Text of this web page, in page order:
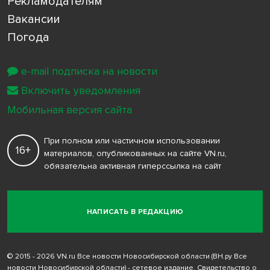
Вакансии
Погода
НАПИСАТЬ В РЕДАКЦИЮ
16+
При полном или частичном использовании
материалов, опубликованных на сайте VN.ru,
обязательна активная гиперссылка на сайт
© 2015 - 2026 VN.ru Все новости Новосибирской области (ВН.ру Все
новости Новосибирской области) - сетевое издание. Свидетельство о
e-mail подписка на новости
Включить уведомления
Мобильная версия сайта